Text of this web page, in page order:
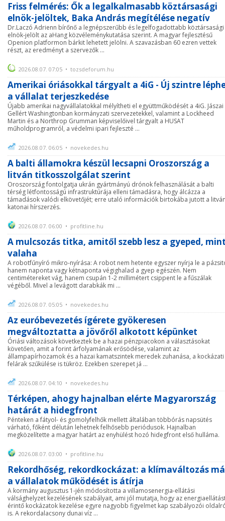
Friss felmérés: Ők a legalkalmasabb köztársasági
elnök-jelöltek, Baka András megítélése negatív
Dr.Laczó Adrienn bírőnő a legnépszerűbb és legelfogadottabb köztársasági
elnök-jelölt az aHang közvéleménykutatása szerint. A magyar fejlesztésű
Openion platformon bárkit lehetett jelölni. A szavazásban 60 ezren vettek
részt, az eredményt a szervezők ...
2026.08.07. 07:05 • tozsdeforum.hu
Amerikai óriásokkal tárgyalt a 4iG - Új szintre
a vállalat terjeszkedése
Újabb amerikai nagyvállalatokkal mélyítheti el együttműködését a 4iG. Jászai
Gellért Washingtonban kormányzati szervezetekkel, valamint a Lockheed
Martin és a Northrop Grumman képviselőivel tárgyalt a HUSAT
műholdprogramról, a védelmi ipari fejleszté ...
2026.08.07. 06:05 • novekedes.hu
A balti államokra készül lecsapni Oroszország a
litván titkosszolgálat szerint
Oroszország fontolgatja ukrán gyártmányú drónok felhasználását a balti
térség létfontosságú infrastruktúrája elleni támadásra, hogy álcázza a
támadások valódi elkövetőjét; erre utaló információk birtokába jutott a
katonai hírszerzés.
2026.08.07. 06:00 • profitline.hu
A mulcsozás titka, amitől szebb lesz a gyeped,
valaha
A robotfűnyíró mikro-nyírása: A robot nem hetente egyszer nyírja le a
hanem naponta vagy kétnaponta végighalad a gyep egészén. Nem
centimétereket vág, hanem csupán 1-2 millimétert csippent le a fűszálak
végéből. Mivel a levágott darabkák mi ...
2026.08.07. 05:05 • novekedes.hu
Az euróbevezetés ígérete gyökeresen
megváltoztatta a jövőről alkotott képünket
Óriási változások következtek be a hazai pénzpiacokon a választásokat
követően, amit a forint árfolyamának erősödése, valamint az
állampapírhozamok és a hazai kamatszintek meredek zuhanása, a kockázati
felárak szűkülése is tükröz. Ezekben szerepet já ...
2026.08.07. 04:10 • novekedes.hu
Térképen, ahogy hajnalban elérte Magyarország
határát a hidegfront
Pénteken a fátyol- és gomolyfelhők mellett általában többórás napsütés
várható, főként délután lehetnek felhősebb periódusok. Hajnalban
megközelítette a magyar határt az enyhülést hozó hidegfront első hulláma.
2026.08.07. 03:00 • profitline.hu
Rekordhőség, rekordkockázat: a klímaváltozás
a vállalatok működését is átírja
A kormány augusztus 1-jén módosította a villamosenergia-ellátási
válsághelyzet kezelésének szabályait, ami jól mutatja, hogy az
érintő kockázatok kezelése egyre nagyobb figyelmet kap szabályozói
is. A rekordalacsony dunai víz ...